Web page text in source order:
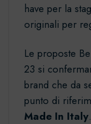
have per la
originali per
Le proposte
23 si
brand che da
punto di
Made In Italy.